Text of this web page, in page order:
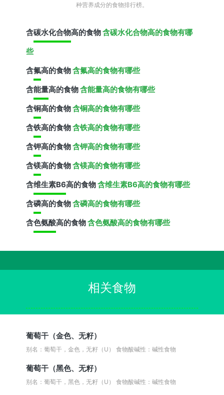
种营养成分的食物排行榜。
含碳水化合物高的食物含碳水化合物高的食物有哪
些
含氟高的食物含氟高的食物有哪些
含能量高的食物含能量高的食物有哪些
含铜高的食物含铜高的食物有哪些
含铁高的食物含铁高的食物有哪些
含钾高的食物含钾高的食物有哪些
含镁高的食物含镁高的食物有哪些
含维生素B6高的食物含维生素B6高的食物有哪些
含磷高的食物含磷高的食物有哪些
含色氨酸高的食物含色氨酸高的食物有哪些
相关食物
葡萄干（金色、无籽）
别名：葡萄干，金色，无籽（U）食物酸碱性：碱性食物
葡萄干（黑色、无籽）
别名：葡萄干，黑色，无籽（U）食物酸碱性：碱性食物